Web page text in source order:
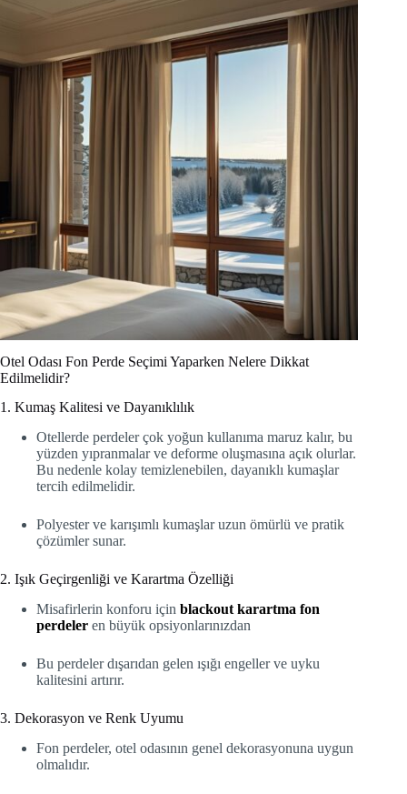
Otel Odası Fon Perde Seçimi Yaparken Nelere Dikkat
Edilmelidir?
1. Kumaş Kalitesi ve Dayanıklılık
Otellerde perdeler çok yoğun kullanıma maruz kalır, bu
yüzden yıpranmalar ve deforme oluşmasına açık olurlar.
Bu nedenle kolay temizlenebilen, dayanıklı kumaşlar
tercih edilmelidir.
Polyester ve karışımlı kumaşlar uzun ömürlü ve pratik
çözümler sunar.
2. Işık Geçirgenliği ve Karartma Özelliği
Misafirlerin konforu için blackout karartma fon
perdeler en büyük opsiyonlarınızdan
Bu perdeler dışarıdan gelen ışığı engeller ve uyku
kalitesini artırır.
3. Dekorasyon ve Renk Uyumu
Fon perdeler, otel odasının genel dekorasyonuna uygun
olmalıdır.